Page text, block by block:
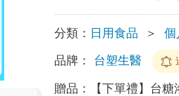
分類： 日用食品 ＞ 個
品牌： 台塑生醫
贈品： 【下單禮】台